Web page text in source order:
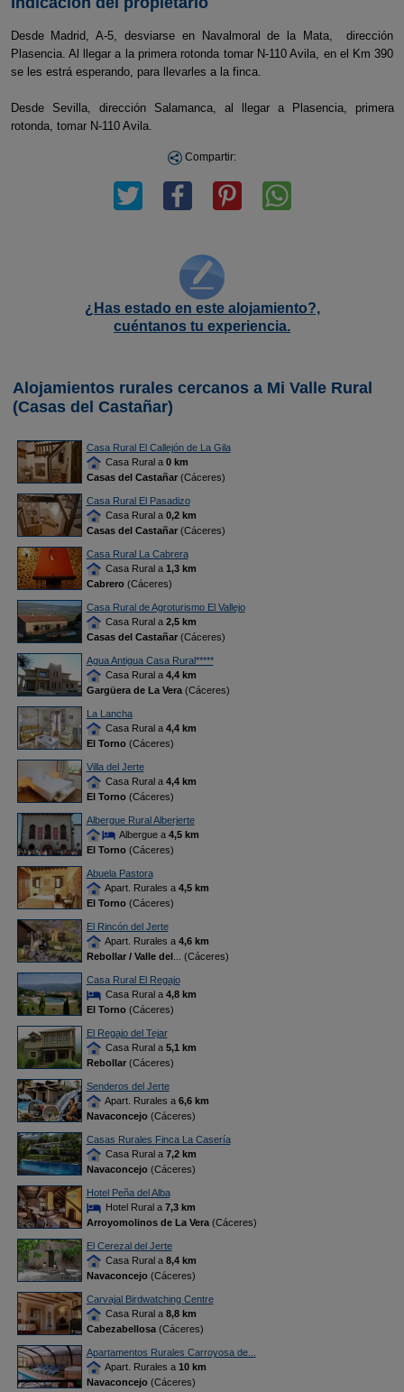
Desde Madrid, A-5, desviarse en Navalmoral de la Mata, dirección
Plasencia. Al llegar a la primera rotonda tomar N-110 Avila, en el Km 390
se les estrá esperando, para llevarles a la finca.
Desde Sevilla, dirección Salamanca, al llegar a Plasencia, primera
rotonda, tomar N-110 Avila.
Compartir:
¿Has estado en este alojamiento?,
cuéntanos tu experiencia.
Alojamientos rurales cercanos a Mi Valle Rural
(Casas del Castañar)
Casa Rural El Callejón de La Gila
Casa Rural a 0 km
Casas del Castañar(Cáceres)
Casa Rural El Pasadizo
Casa Rural a 0,2 km
Casas del Castañar(Cáceres)
Casa Rural La Cabrera
Casa Rural a 1,3 km
Cabrero(Cáceres)
Casa Rural de Agroturismo El Vallejo
Casa Rural a 2,5 km
Casas del Castañar(Cáceres)
Agua Antigua Casa Rural*****
Casa Rural a 4,4 km
Gargüera de La Vera(Cáceres)
La Lancha
Casa Rural a 4,4 km
El Torno(Cáceres)
Villa del Jerte
Casa Rural a 4,4 km
El Torno(Cáceres)
Albergue Rural Alberjerte
Albergue a 4,5 km
El Torno(Cáceres)
Abuela Pastora
Apart. Rurales a 4,5 km
El Torno(Cáceres)
El Rincón del Jerte
Apart. Rurales a 4,6 km
Rebollar / Valle del... (Cáceres)
Casa Rural El Regajo
Casa Rural a 4,8 km
El Torno(Cáceres)
El Regajo del Tejar
Casa Rural a 5,1 km
Rebollar(Cáceres)
Senderos del Jerte
Apart. Rurales a 6,6 km
Navaconcejo(Cáceres)
Casas Rurales Finca La Casería
Casa Rural a 7,2 km
Navaconcejo(Cáceres)
Hotel Peña del Alba
Hotel Rural a 7,3 km
Arroyomolinos de La Vera(Cáceres)
El Cerezal del Jerte
Casa Rural a 8,4 km
Navaconcejo(Cáceres)
Carvajal Birdwatching Centre
Casa Rural a 8,8 km
Cabezabellosa(Cáceres)
Apartamentos Rurales Carroyosa de...
Apart. Rurales a 10 km
Navaconcejo(Cáceres)